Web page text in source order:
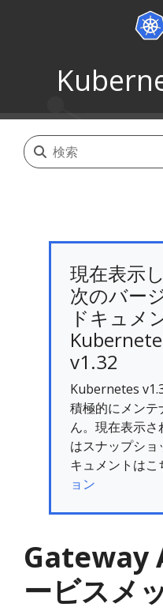
現在表示
次のバー
ドキュメ
v1.32
Kubernetes
積極的にメン
ん。現在表示
はスナップショ
キュメントはこ
ョン
Gateway
ービスメ